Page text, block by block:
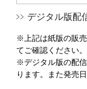
デジタル版配
※上記は紙版の販
てご確認ください。
※デジタル版の配
ります。また発売